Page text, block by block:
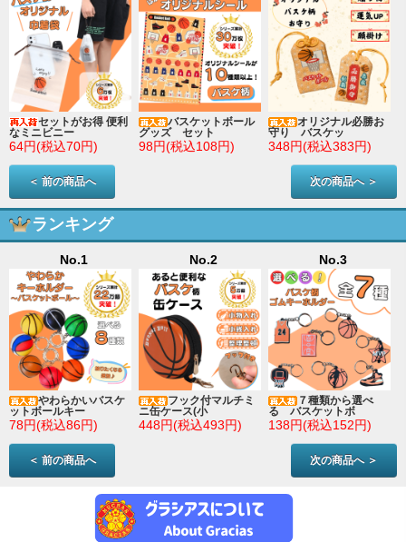
セットがお得 便利
なミニビニー
64円(税込70円)
バスケットボール
グッズ セット
98円(税込108円)
オリジナル必勝お
守り バスケッ
348円(税込383円)
＜ 前の商品へ 次の商品へ ＞
ランキング
No.1
やわらかいバスケ
ットボールキー
78円(税込86円)
No.2
フック付マルチミ
ニ缶ケース(小
448円(税込493円)
No.3
７種類から選べ
る バスケットボ
138円(税込152円)
＜ 前の商品へ 次の商品へ ＞